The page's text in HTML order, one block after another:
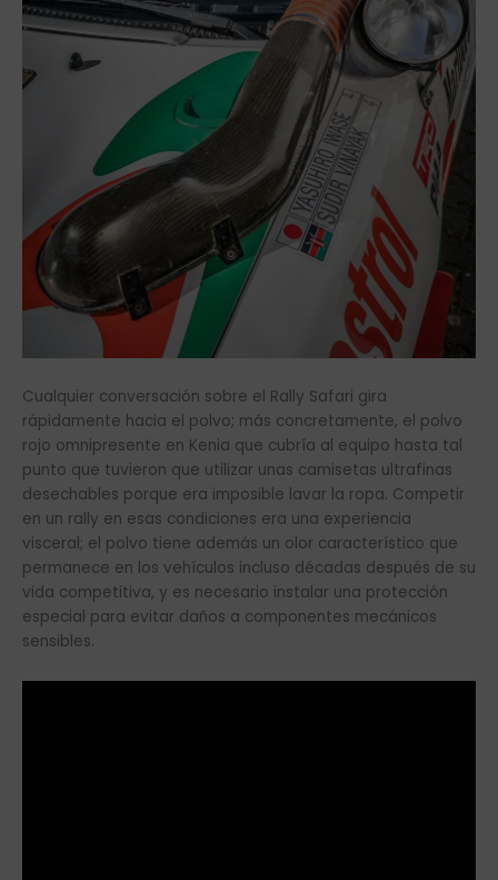
Cualquier conversación sobre el Rally Safari gira
rápidamente hacia el polvo; más concretamente, el polvo
rojo omnipresente en Kenia que cubría al equipo hasta tal
punto que tuvieron que utilizar unas camisetas ultrafinas
desechables porque era imposible lavar la ropa. Competir
en un rally en esas condiciones era una experiencia
visceral; el polvo tiene además un olor característico que
permanece en los vehículos incluso décadas después de su
vida competitiva, y es necesario instalar una protección
especial para evitar daños a componentes mecánicos
sensibles.